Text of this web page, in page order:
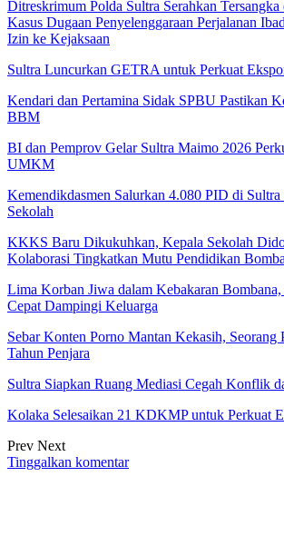
Ditreskrimum Polda Sultra Serahkan
Kasus Dugaan Penyelenggaraan Perjalanan
Izin ke Kejaksaan
Sultra Luncurkan GETRA untuk Perkuat
Kendari dan Pertamina Sidak SPBU Pastikan
BBM
BI dan Pemprov Gelar Sultra Maimo 2026
UMKM
Kemendikdasmen Salurkan 4.080 PID di
Sekolah
KKKS Baru Dikukuhkan, Kepala Sekolah
Kolaborasi Tingkatkan Mutu Pendidikan
Lima Korban Jiwa dalam Kebakaran Bombana,
Cepat Dampingi Keluarga
Sebar Konten Porno Mantan Kekasih, Seorang
Tahun Penjara
Sultra Siapkan Ruang Mediasi Cegah Konflik
Kolaka Selesaikan 21 KDKMP untuk Perkuat
Prev Next
Tinggalkan komentar